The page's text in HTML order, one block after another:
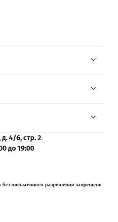
4/6, стр. 2
до 19:00
письменного разрешения запрещено